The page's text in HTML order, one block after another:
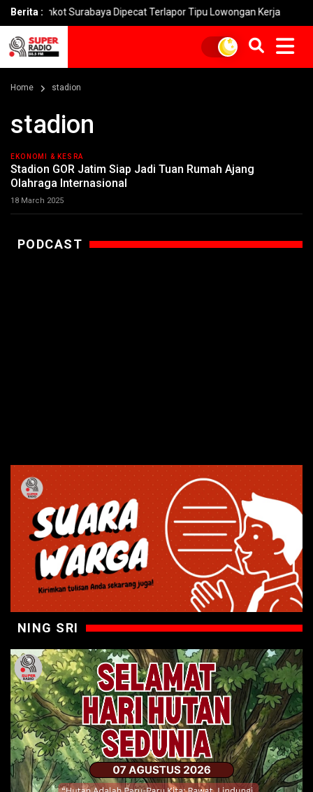
Berita :Surabaya Dipecat Terlapor Tipu Lowongan Kerja
Home stadion
stadion
EKONOMI & KESRA
Stadion GOR Jatim Siap Jadi Tuan Rumah Ajang
Olahraga Internasional
18 March 2025
PODCAST
NING SRI